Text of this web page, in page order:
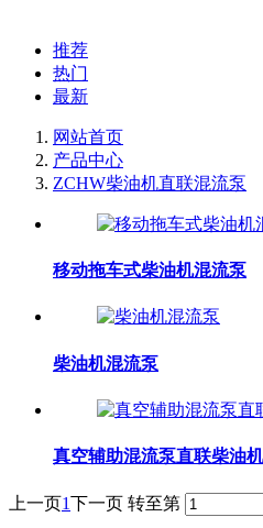
推荐
热门
最新
网站首页
产品中心
ZCHW柴油机直联混流泵
移动拖车式柴油机混流泵
柴油机混流泵
真空辅助混流泵直联柴油机
上一页 1 下一页 转至第